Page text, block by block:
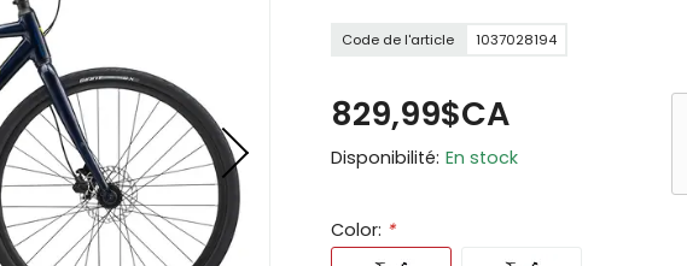
Code de l'article 1037028194
829,99$CA
Disponibilité: En stock
Color: *